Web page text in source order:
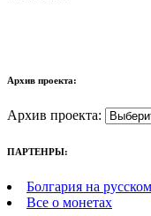
Архив проекта:
Архив проекта:
ПАРТЕНРЫ:
Болгария на русском
Все о монетах